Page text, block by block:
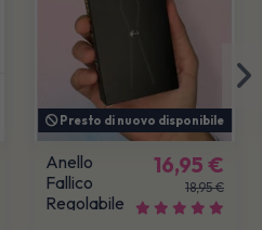
Presto di nuovo disponibile
Anello
Fallico
Regolabile
16,95 €
18,95 €